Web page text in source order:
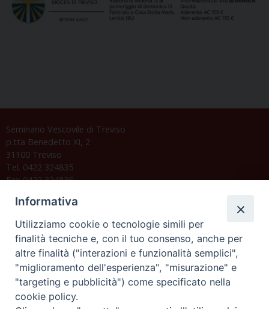
Seminario Vescovile di Treviso
p.tta Benedetto XI, 2
31100 Treviso
Tel. 0422 324835
Fax 0422 324836
Orario di segreteria
Lunedì 17.30-19.30
Martedì 17.30-19.30
Informativa
Utilizziamo cookie o tecnologie simili per
finalità tecniche e, con il tuo consenso, anche per
altre finalità ("interazioni e funzionalità semplici",
"miglioramento dell'esperienza", "misurazione" e
"targeting e pubblicità") come specificato nella
cookie policy.